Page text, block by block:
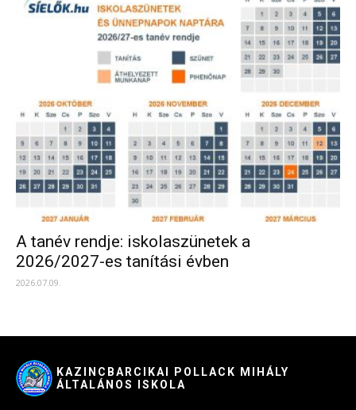
A tanév rendje: iskolaszünetek a
2026/2027-es tanítási évben
2026.07.09.
KAZINCBARCIKAI POLLACK MIHÁLY
ÁLTALÁNOS ISKOLA